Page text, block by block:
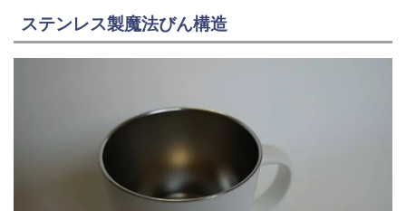
ステンレス製魔法びん構造